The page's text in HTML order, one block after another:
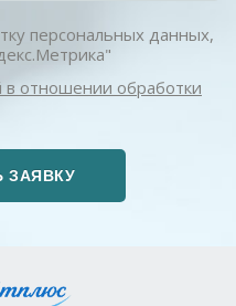
персональных данных,
в отношении обработки